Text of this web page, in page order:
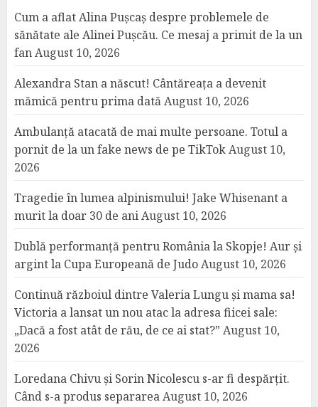
Cum a aflat Alina Pușcaș despre problemele de
sănătate ale Alinei Pușcău. Ce mesaj a primit de la un
fanAugust 10, 2026
Alexandra Stan a născut! Cântăreața a devenit
mămică pentru prima datăAugust 10, 2026
Ambulanță atacată de mai multe persoane. Totul a
pornit de la un fake news de pe TikTokAugust 10,
2026
Tragedie în lumea alpinismului! Jake Whisenant a
murit la doar 30 de aniAugust 10, 2026
Dublă performanță pentru România la Skopje! Aur și
argint la Cupa Europeană de JudoAugust 10, 2026
Continuă războiul dintre Valeria Lungu și mama sa!
Victoria a lansat un nou atac la adresa fiicei sale:
„Dacă a fost atât de rău, de ce ai stat?” August 10,
2026
Loredana Chivu și Sorin Nicolescu s-ar fi despărțit.
Când s-a produs separareaAugust 10, 2026